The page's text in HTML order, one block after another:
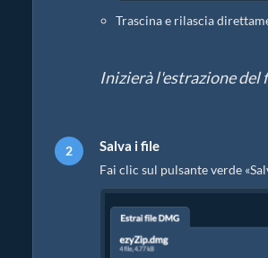
Trascina e rilascia
Inizierà l'estrazione del
Salva i file
Fai clic sul pulsante verde